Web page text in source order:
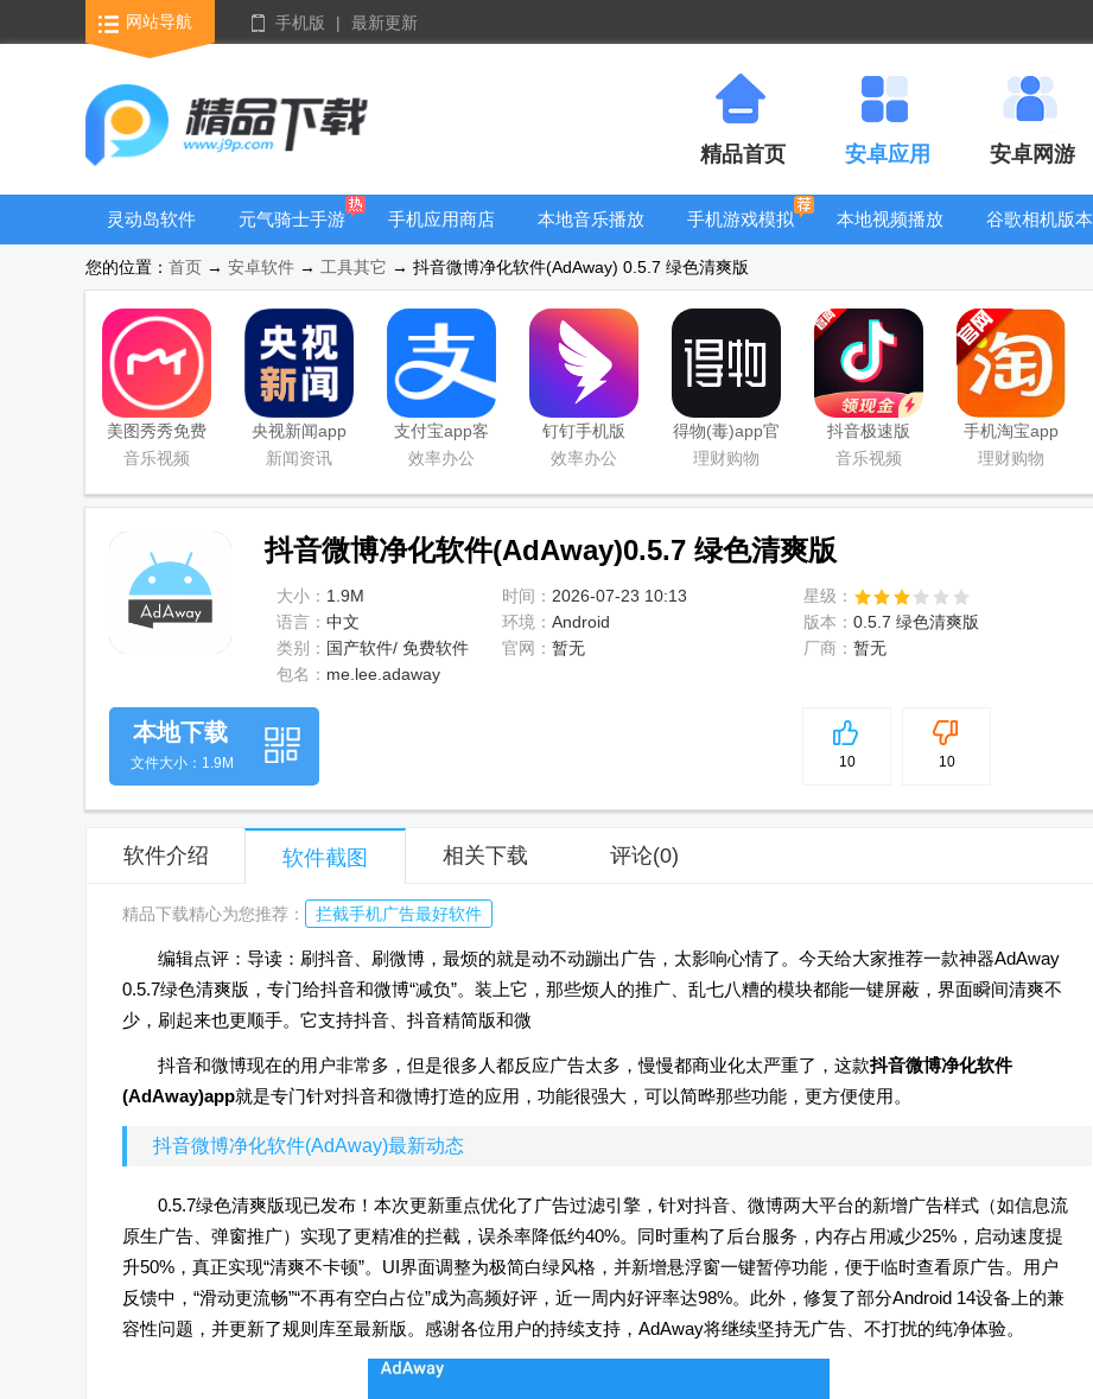
网站导航 手机版 | 最新更新
精品首页 安卓应用 安卓网游
灵动岛软件
元气骑士手游
手机应用商店
本地音乐播放
手机游戏模拟
器安卓版合集
本地视频播放
谷歌相机版本
您的位置： 首页 → 安卓软件 → 工具其它 → 抖音微博净化软件(AdAway) 0.5.7 绿色清爽版
美图秀秀免费
无限制vip版
音乐视频
央视新闻app
移动版客户端
新闻资讯
支付宝app客
户端
效率办公
钉钉手机版
app
效率办公
得物(毒)app官
方版
理财购物
抖音极速版
app正版
音乐视频
手机淘宝app
客户端
理财购物
抖音微博净化软件(AdAway)0.5.7 绿色清爽版
大小： 1.9M 时间： 2026-07-23 10:13
星级：
语言： 中文 环境： Android 版本： 0.5.7 绿色清爽版
类别： 国产软件/ 免费软件 官网： 暂无 厂商： 暂无
包名： me.lee.adaway
5
10 10
本地下载
文件大小：1.9M
软件介绍 软件截图 相关下载 评论(0)
精品下载精心为您推荐： 拦截手机广告最好软件
编辑点评：导读：刷抖音、刷微博，最烦的就是动不动蹦出广告，太影响心情了。今天给大家推荐一款神器AdAway
0.5.7绿色清爽版，专门给抖音和微博“减负”。装上它，那些烦人的推广、乱七八糟的模块都能一键屏蔽，界面瞬间清爽不
少，刷起来也更顺手。它支持抖音、抖音精简版和微
抖音和微博现在的用户非常多，但是很多人都反应广告太多，慢慢都商业化太严重了，这款抖音微博净化软件
(AdAway)app就是专门针对抖音和微博打造的应用，功能很强大，可以简晔那些功能，更方便使用。
抖音微博净化软件(AdAway)最新动态
0.5.7绿色清爽版现已发布！本次更新重点优化了广告过滤引擎，针对抖音、微博两大平台的新增广告样式（如信息流
原生广告、弹窗推广）实现了更精准的拦截，误杀率降低约40%。同时重构了后台服务，内存占用减少25%，启动速度提
升50%，真正实现“清爽不卡顿”。UI界面调整为极简白绿风格，并新增悬浮窗一键暂停功能，便于临时查看原广告。用户
反馈中，“滑动更流畅”“不再有空白占位”成为高频好评，近一周内好评率达98%。此外，修复了部分Android 14设备上的兼
容性问题，并更新了规则库至最新版。感谢各位用户的持续支持，AdAway将继续坚持无广告、不打扰的纯净体验。